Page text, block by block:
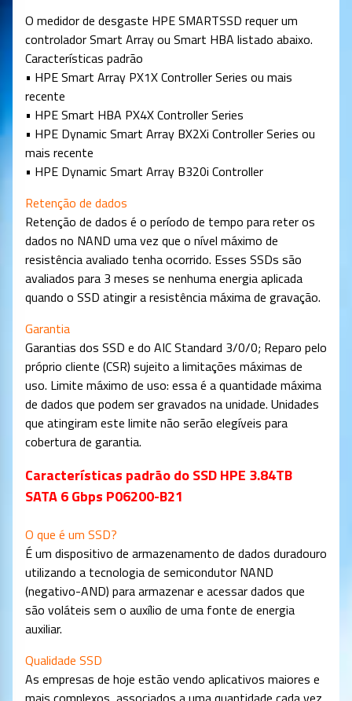
O medidor de desgaste HPE SMARTSSD requer um
controlador Smart Array ou Smart HBA listado abaixo.
Características padrão
• HPE Smart Array PX1X Controller Series ou mais
recente
• HPE Smart HBA PX4X Controller Series
• HPE Dynamic Smart Array BX2Xi Controller Series ou
mais recente
• HPE Dynamic Smart Array B320i Controller
Retenção de dados
Retenção de dados é o período de tempo para reter os
dados no NAND uma vez que o nível máximo de
resistência avaliado tenha ocorrido. Esses SSDs são
avaliados para 3 meses se nenhuma energia aplicada
quando o SSD atingir a resistência máxima de gravação.
Garantia
Garantias dos SSD e do AIC Standard 3/0/0; Reparo pelo
próprio cliente (CSR) sujeito a limitações máximas de
uso. Limite máximo de uso: essa é a quantidade máxima
de dados que podem ser gravados na unidade. Unidades
que atingiram este limite não serão elegíveis para
cobertura de garantia.
Características padrão do SSD HPE 3.84TB
SATA 6 Gbps P06200-B21
O que é um SSD?
É um dispositivo de armazenamento de dados duradouro
utilizando a tecnologia de semicondutor NAND
(negativo-AND) para armazenar e acessar dados que
são voláteis sem o auxílio de uma fonte de energia
auxiliar.
Qualidade SSD
As empresas de hoje estão vendo aplicativos maiores e